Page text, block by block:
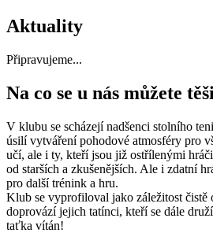
Aktuality
Připravujeme...
Na co se u nás můžete
V klubu se scházejí nadšenci stolního
úsilí vytváření pohodové atmosféry pro
učí, ale i ty, kteří jsou již ostřílenými
od starších a zkušenějších. Ale i zdatní
pro další trénink a hru.
Klub se vyprofiloval jako záležitost čistě
doprovází jejich tatínci, kteří se dále
taťka vítán!